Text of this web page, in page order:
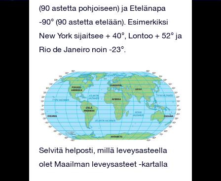
(90 astetta pohjoiseen) ja Etelänapa
-90° (90 astetta etelään). Esimerkiksi
New York sijaitsee + 40°, Lontoo + 52° ja
Rio de Janeiro noin -23°.
Selvitä helposti, millä leveysasteella
olet Maailman leveysasteet -kartalla